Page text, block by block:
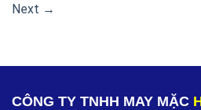
Next →
CÔNG TY TNHH MAY MẶC